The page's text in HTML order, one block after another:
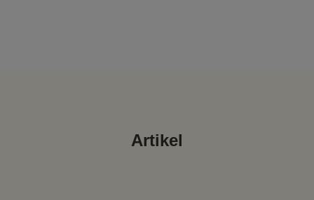
Artikel